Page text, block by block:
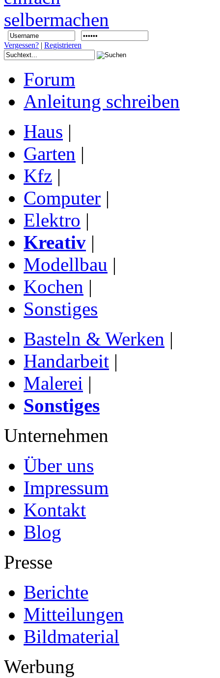
Vergessen? | Registrieren
Forum
Anleitung schreiben
Haus |
Garten |
Kfz |
Computer |
Elektro |
Kreativ |
Modellbau |
Kochen |
Sonstiges
Basteln & Werken |
Handarbeit |
Malerei |
Sonstiges
Unternehmen
Über uns
Impressum
Kontakt
Blog
Presse
Berichte
Mitteilungen
Bildmaterial
Werbung